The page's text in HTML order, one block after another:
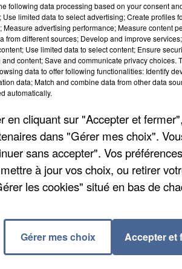
sont à prévoir. 9 trains sur 10
: il devrait y avoir un peu plus
est classée « orange » par
demain. Et puis pour les
following data processing based on your consent
limited data to select advertising; Create profiles
advertising performance; Measure content
from different sources; Develop and improve
Use limited data to select content; Ensure
content; Save and communicate privacy choices.
data to offer following functionalities: Identify
data; Match and combine data from other data
automatically.
en cliquant sur "Accepter et
dans "Gérer mes choix".
sans accepter". Vos
à jour vos choix, ou retirer
les cookies" situé en bas de
Gérer mes choix Accepter et